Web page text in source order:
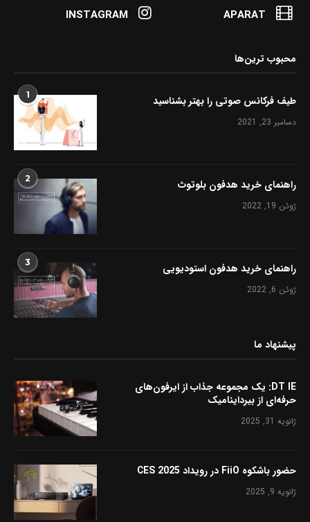
APARAT
INSTAGRAM
محبوب ترین‌ها
1 طیف فرکانس صوتی را بهتر بشناسید
دسامبر 23, 2021
2 راهنمای خرید هدفون بلوتوث
ژوئن 19, 2022
3 راهنمای خرید هدفون استودیویی
ژوئن 6, 2022
پیشنهاد ما
DT IE: یک مجموعه جذاب از ایرفون‌های
حرفه‌ای از بیرداینامیک
ژانویه 31, 2025
حضور باشکوه FiiO در رویداد CES 2025
ژانویه 9, 2025